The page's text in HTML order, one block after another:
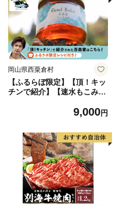
岡山県西粟倉村
【ふるらぼ限定】【頂！キッ
チンで紹介】【速水もこみち
ジーワの森180g A-MM-A06F
9,000円